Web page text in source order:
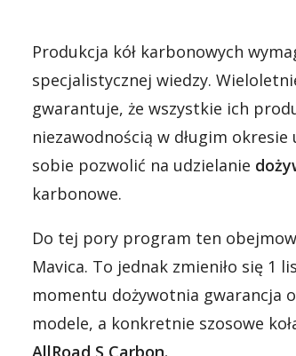
Produkcja kół karbonowych
specjalistycznej wiedzy.
gwarantuje, że wszystkie ich
niezawodnością w długim
sobie pozwolić na udzielanie
karbonowe.
Do tej pory program ten
Mavica. To jednak zmieniło się 1
momentu dożywotnia gwarancja
modele, a konkretnie szosowe
AllRoad S Carbon.